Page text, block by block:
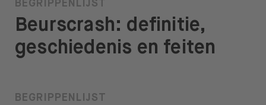
BEGRIPPENLIJST
Beurscrash: definitie,
geschiedenis en feiten
BEGRIPPENLIJST